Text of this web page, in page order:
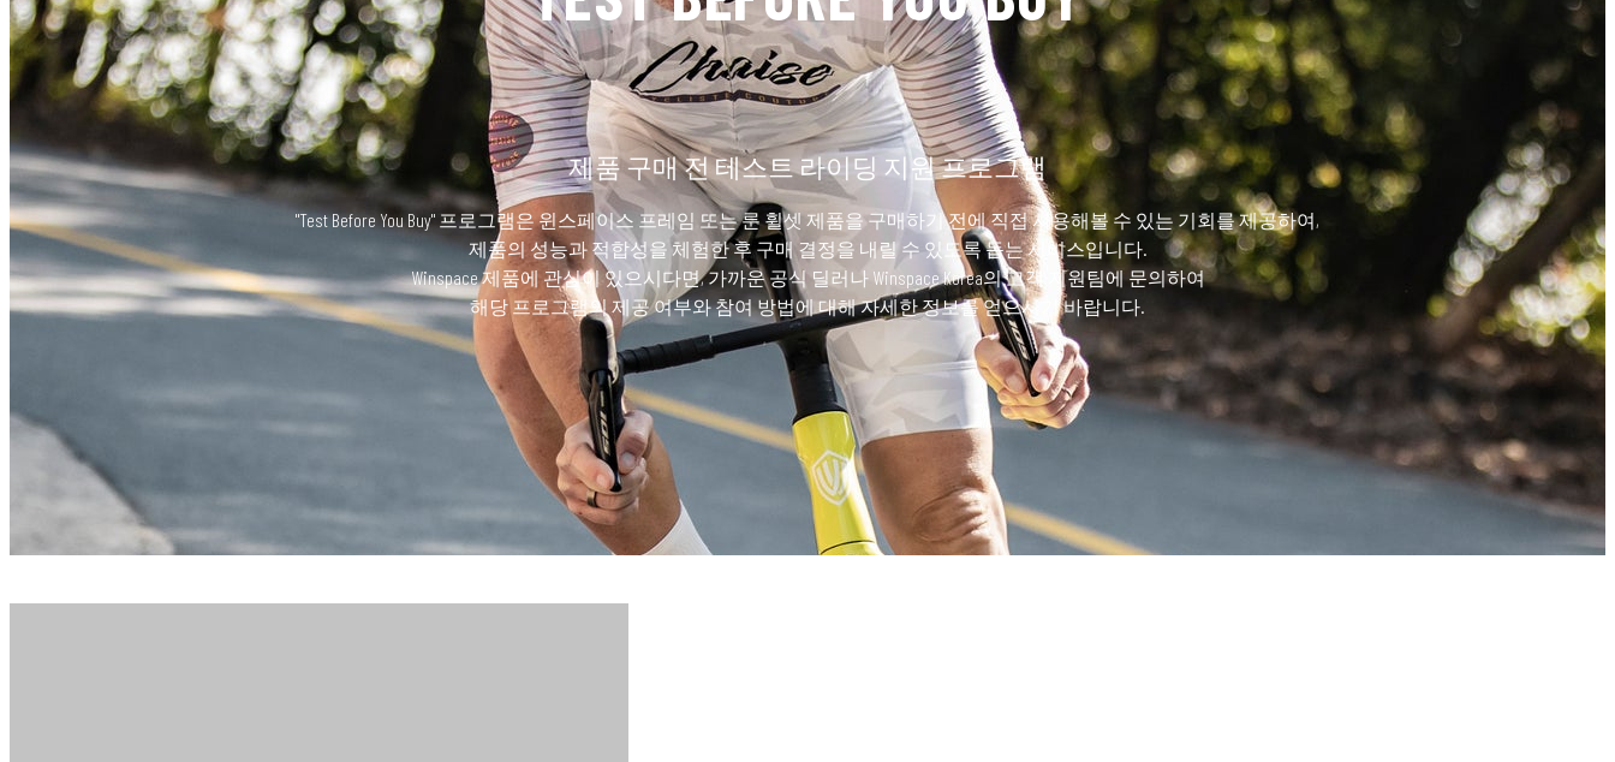
제품 구매 전 테스트 라이딩 지원 프로그램
"Test Before You Buy" 프로그램은 윈스페이스 프레임 또는 룬 휠셋 제품을 구매하기 전에 직접 사용해볼 수 있는 기회를 제공하여,
제품의 성능과 적합성을 체험한 후 구매 결정을 내릴 수 있도록 돕는 서비스입니다.
Winspace 제품에 관심이 있으시다면, 가까운 공식 딜러나 Winspace Korea의 고객 지원팀에 문의하여
해당 프로그램의 제공 여부와 참여 방법에 대해 자세한 정보를 얻으시기 바랍니다.